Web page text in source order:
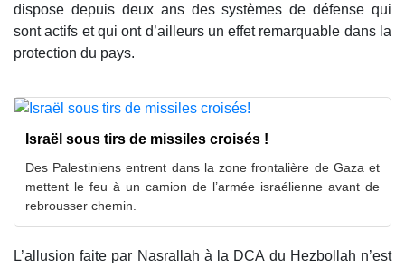
dispose depuis deux ans des systèmes de défense qui
sont actifs et qui ont d’ailleurs un effet remarquable dans la
protection du pays.
Israël sous tirs de missiles croisés !
Des Palestiniens entrent dans la zone frontalière de Gaza et
mettent le feu à un camion de l’armée israélienne avant de
rebrousser chemin.
L’allusion faite par Nasrallah à la DCA du Hezbollah n’est